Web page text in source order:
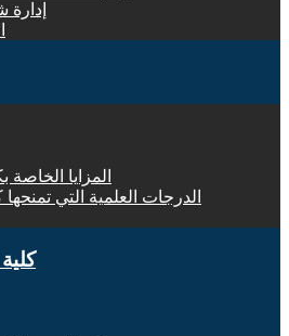
المزايا الخاصة
الدرجات العلمية التي